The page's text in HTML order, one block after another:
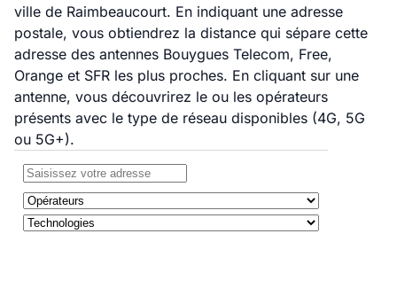
ville de Raimbeaucourt. En indiquant une adresse
postale, vous obtiendrez la distance qui sépare cette
adresse des antennes Bouygues Telecom, Free,
Orange et SFR les plus proches. En cliquant sur une
antenne, vous découvrirez le ou les opérateurs
présents avec le type de réseau disponibles (4G, 5G
ou 5G+).